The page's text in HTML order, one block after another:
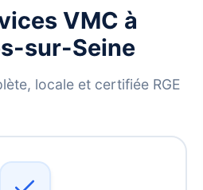
VMC à
sur-Seine
locale et certifiée RGE